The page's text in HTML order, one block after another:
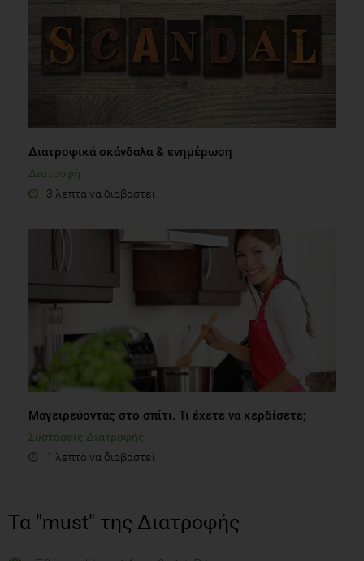
Διατροφικά σκάνδαλα & ενημέρωση
Διατροφή
3 λεπτά να διαβαστεί
Μαγειρεύοντας στο σπίτι. Τι έχετε να κερδίσετε;
Συστάσεις Διατροφής
1 λεπτό να διαβαστεί
Τα "must" της Διατροφής